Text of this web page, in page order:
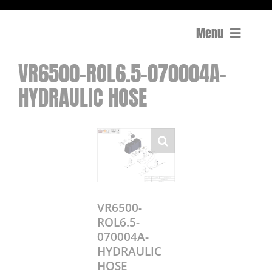
Menu
Compactage
Équipements de chantier
Surfaçage et rectification des sols
VR6500-ROL6.5-070004A-
HYDRAULIC HOSE
VR6500-
ROL6.5-
070004A-
HYDRAULIC
HOSE